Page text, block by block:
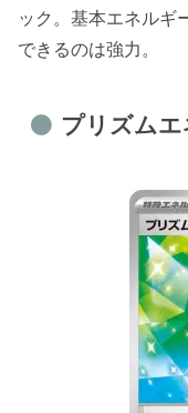
ック。基本エネルギ
できるのは強力。
プリズム